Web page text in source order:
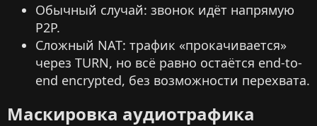
Обычный случай: звонок идёт напрямую
P2P.
Сложный NAT: трафик «прокачивается»
через TURN, но всё равно остаётся end-to-
end encrypted, без возможности перехвата.
Маскировка аудиотрафика​